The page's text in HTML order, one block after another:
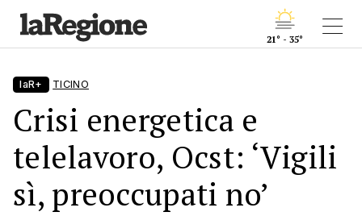
21° - 35°
laR+ TICINO
Crisi energetica e
telelavoro, Ocst: ‘Vigili
sì, preoccupati no’